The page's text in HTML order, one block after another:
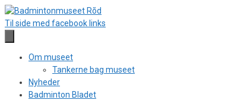
Hop
til
Til side med facebook links
Om museet
Tankerne bag museet
Nyheder
Badminton Bladet